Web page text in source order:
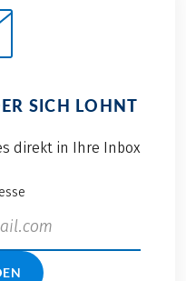
SICH LOHNT
direkt in Ihre Inbox